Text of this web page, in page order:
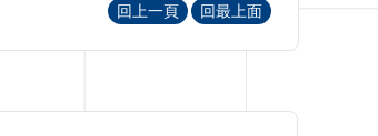
回上一頁
回最上面